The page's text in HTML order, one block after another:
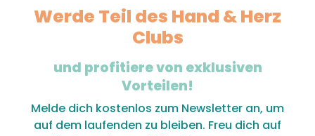
Werde Teil des Hand & Herz
Clubs
und profitiere von exklusiven
Vorteilen!
Melde dich kostenlos zum Newsletter an, um
auf dem laufenden zu bleiben. Freu dich auf